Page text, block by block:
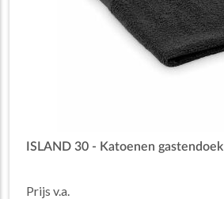
ISLAND 30 - Katoenen gastendoek
Prijs v.a.